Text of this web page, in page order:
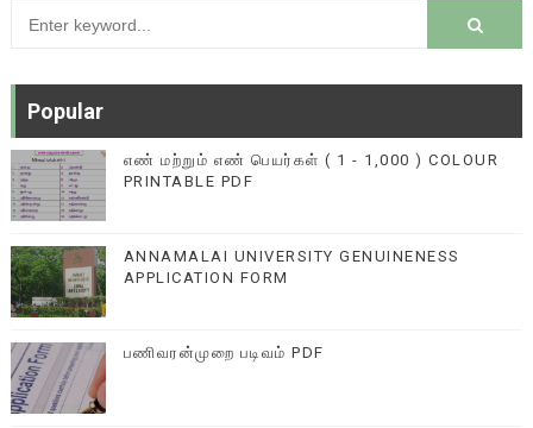
Popular
எண் மற்றும் எண் பெயர்கள் ( 1 - 1,000 ) COLOUR
PRINTABLE PDF
ANNAMALAI UNIVERSITY GENUINENESS
APPLICATION FORM
பணிவரன்முறை படிவம் PDF